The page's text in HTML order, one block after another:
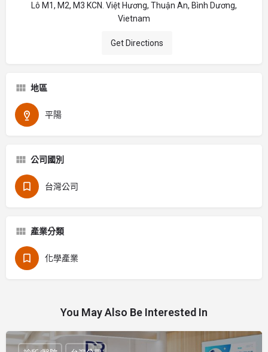
Lô M1, M2, M3 KCN. Việt Hương, Thuận An, Bình Dương,
Vietnam
Get Directions
地區
平陽
公司國別
台灣公司
產業分類
化學產業
You May Also Be Interested In